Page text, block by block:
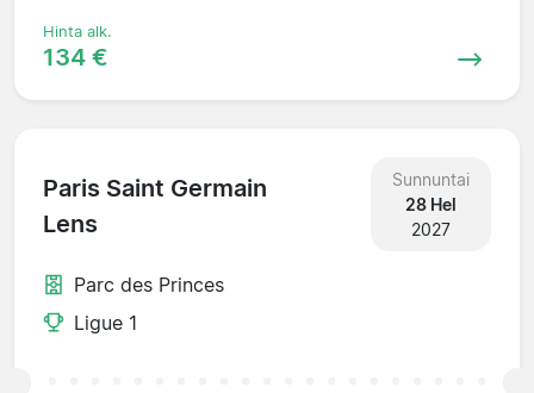
Hinta alk.
134 €
Paris Saint Germain
Lens
Sunnuntai
28 Hel
2027
Parc des Princes
Ligue 1